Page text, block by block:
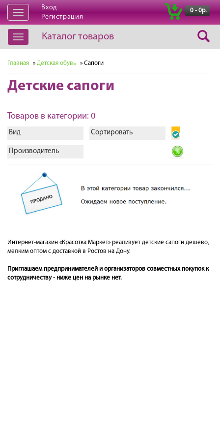
Открыть
навигацию
Вход
Регистрация
0 - 0р.
Открыть
навигацию
Каталог товаров
Главная » Детская обувь » Сапоги
Детские сапоги
Товаров в категории: 0
Вид Сортировать
Производитель
Интернет-магазин «Красотка Маркет» реализует детские сапоги дешево,
мелким оптом с доставкой в Ростов на Дону.
Приглашаем предпринимателей и организаторов совместных покупок к
сотрудничеству - ниже цен на рынке нет.